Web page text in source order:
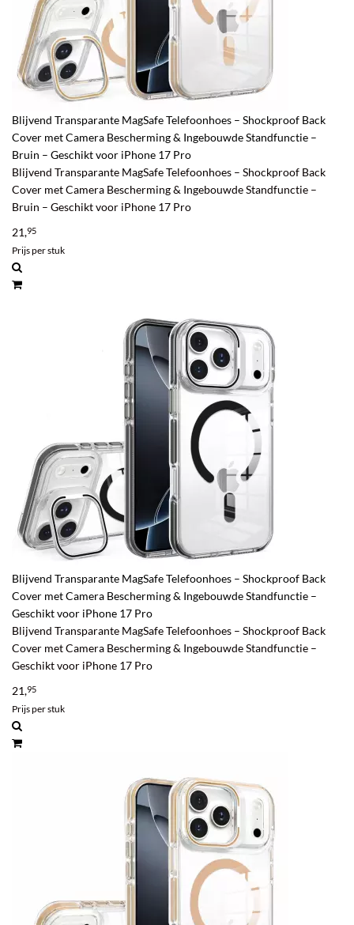
Blijvend Transparante MagSafe Telefoonhoes – Shockproof Back
Cover met Camera Bescherming & Ingebouwde Standfunctie –
Bruin – Geschikt voor iPhone 17 Pro
Blijvend Transparante MagSafe Telefoonhoes – Shockproof Back
Cover met Camera Bescherming & Ingebouwde Standfunctie –
Bruin – Geschikt voor iPhone 17 Pro
21,95
Prijs per stuk
Blijvend Transparante MagSafe Telefoonhoes – Shockproof Back
Cover met Camera Bescherming & Ingebouwde Standfunctie –
Geschikt voor iPhone 17 Pro
Blijvend Transparante MagSafe Telefoonhoes – Shockproof Back
Cover met Camera Bescherming & Ingebouwde Standfunctie –
Geschikt voor iPhone 17 Pro
21,95
Prijs per stuk